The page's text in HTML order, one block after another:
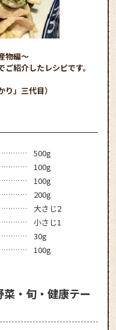
物編～
紹介したレシピです。
」三代目）
500g
100g
100g
200g
大さじ2
小さじ1
30g
100g
・旬・健康テー